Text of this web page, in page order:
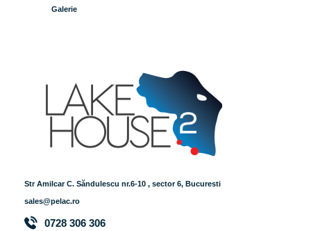
Galerie
Str Amilcar C. Săndulescu nr.6-10 , sector 6, Bucuresti
sales@pelac.ro
0728 306 306